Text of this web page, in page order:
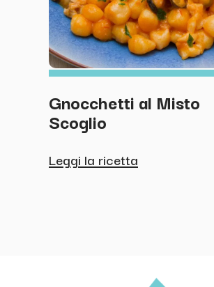
Gnocchetti al Misto
Scoglio
Leggi la ricetta